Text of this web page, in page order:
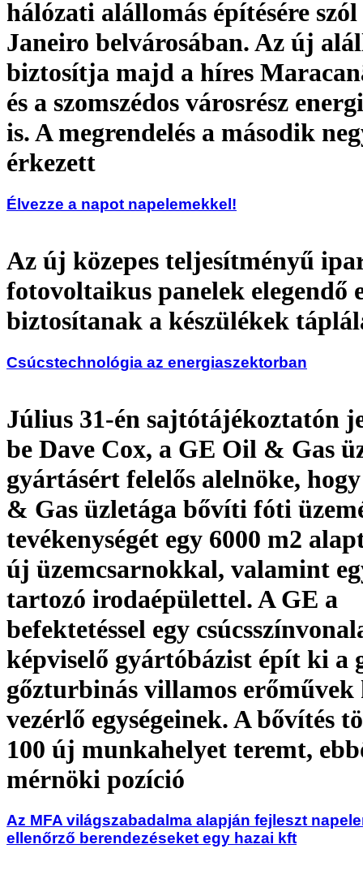
hálózati alállomás építésére
Janeiro belvárosában. Az új
biztosítja majd a híres
és a szomszédos városrész
is. A megrendelés a második
érkezett
Élvezze a napot napelemekkel!
Az új közepes teljesítményű
fotovoltaikus panelek elegendő
biztosítanak a készülékek
Csúcstechnológia az energiaszektorban
Július 31-én sajtótájékoztatón
be Dave Cox, a GE Oil & Gas
gyártásért felelős alelnöke,
& Gas üzletága bővíti fóti
tevékenységét egy 6000 m2
új üzemcsarnokkal, valamint
tartozó irodaépülettel. A GE a
befektetéssel egy
képviselő gyártóbázist épít ki a
gőzturbinás villamos
vezérlő egységeinek. A bővítés
100 új munkahelyet teremt,
mérnöki pozíció
Az MFA világszabadalma alapján fejleszt
ellenőrző berendezéseket egy hazai kft